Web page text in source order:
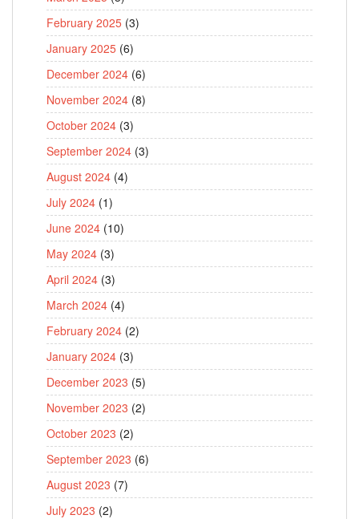
February 2025 (3)
January 2025 (6)
December 2024 (6)
November 2024 (8)
October 2024 (3)
September 2024 (3)
August 2024 (4)
July 2024 (1)
June 2024 (10)
May 2024 (3)
April 2024 (3)
March 2024 (4)
February 2024 (2)
January 2024 (3)
December 2023 (5)
November 2023 (2)
October 2023 (2)
September 2023 (6)
August 2023 (7)
July 2023 (2)